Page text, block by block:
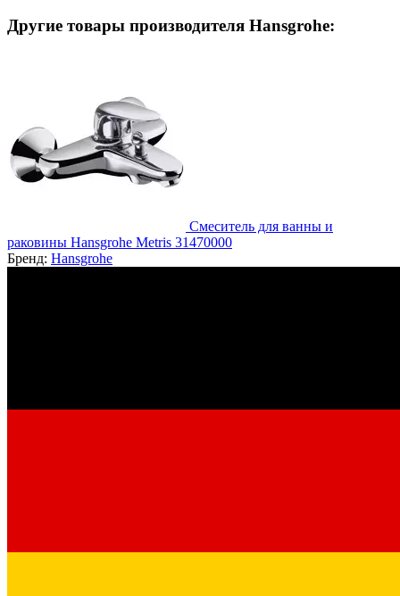
Другие товары производителя Hansgrohe:
Смеситель для ванны и
раковины Hansgrohe Metris 31470000
Бренд: Hansgrohe